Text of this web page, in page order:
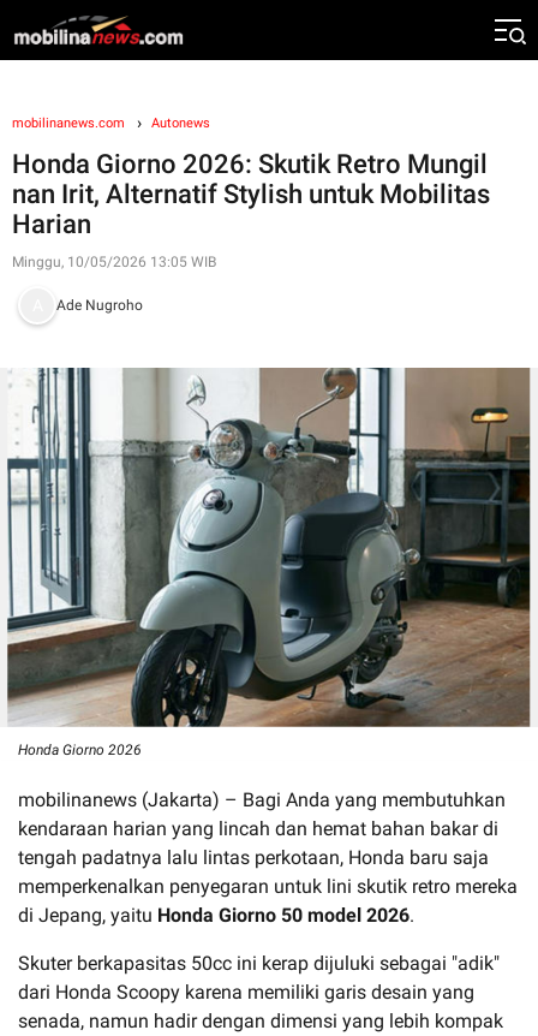
mobilinanews.com Autonews
Honda Giorno 2026: Skutik Retro Mungil
nan Irit, Alternatif Stylish untuk Mobilitas
Harian
Minggu, 10/05/2026 13:05 WIB
Ade Nugroho
Honda Giorno 2026
mobilinanews (Jakarta) – Bagi Anda yang membutuhkan
kendaraan harian yang lincah dan hemat bahan bakar di
tengah padatnya lalu lintas perkotaan, Honda baru saja
memperkenalkan penyegaran untuk lini skutik retro mereka
di Jepang, yaitu Honda Giorno 50 model 2026.
Skuter berkapasitas 50cc ini kerap dijuluki sebagai "adik"
dari Honda Scoopy karena memiliki garis desain yang
senada, namun hadir dengan dimensi yang lebih kompak